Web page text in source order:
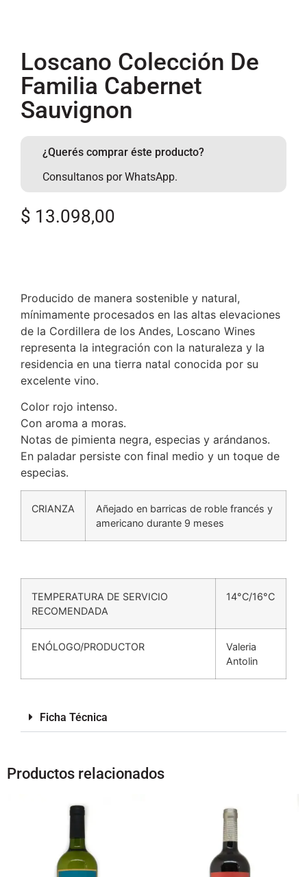
Loscano Colección De
Familia Cabernet
Sauvignon
¿Querés comprar éste producto?
Consultanos por WhatsApp.
$ 13.098,00
Producido de manera sostenible y natural,
mínimamente procesados en las altas elevaciones
de la Cordillera de los Andes, Loscano Wines
representa la integración con la naturaleza y la
residencia en una tierra natal conocida por su
excelente vino.
Color rojo intenso.
Con aroma a moras.
Notas de pimienta negra, especias y arándanos.
En paladar persiste con final medio y un toque de
especias.
CRIANZA
Añejado en barricas de roble francés y
americano durante 9 meses
TEMPERATURA DE SERVICIO
RECOMENDADA
14°C/16°C
ENÓLOGO/PRODUCTOR
Valeria
Antolin
Ficha Técnica
Productos relacionados